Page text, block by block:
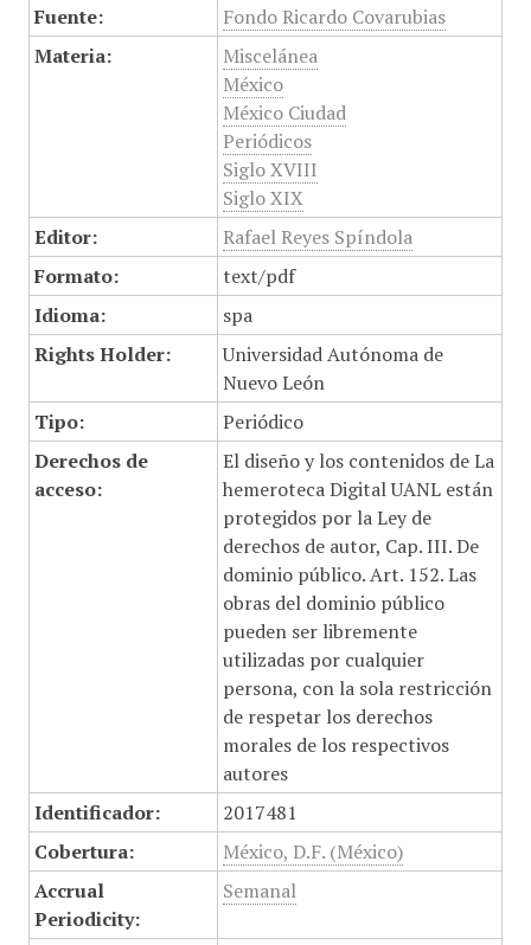
Fuente:
Fondo Ricardo Covarubias
Materia:
Miscelánea
México
México Ciudad
Periódicos
Siglo XVIII
Siglo XIX
Editor:
Rafael Reyes Spíndola
Formato:
text/pdf
Idioma:
spa
Rights Holder:
Universidad Autónoma de
Nuevo León
Tipo:
Periódico
Derechos de
acceso:
El diseño y los contenidos de La
hemeroteca Digital UANL están
protegidos por la Ley de
derechos de autor, Cap. III. De
dominio público. Art. 152. Las
obras del dominio público
pueden ser libremente
utilizadas por cualquier
persona, con la sola restricción
de respetar los derechos
morales de los respectivos
autores
Identificador:
2017481
Cobertura:
México, D.F. (México)
Accrual
Periodicity:
Semanal